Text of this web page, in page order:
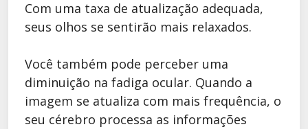
Com uma taxa de atualização adequada,
seus olhos se sentirão mais relaxados.
Você também pode perceber uma
diminuição na fadiga ocular. Quando a
imagem se atualiza com mais frequência, o
seu cérebro processa as informações